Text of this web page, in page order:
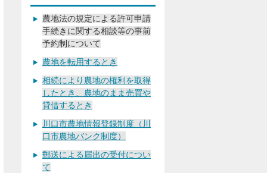
農地法の規定による許可申請
手続きに関する相談等の事前
予約制について
農地を転用するとき
相続により農地の権利を取得
したとき、農地のまま売買や
貸借するとき
川口市農地情報登録制度（川
口市農地バンク制度）
郵送による届出の受付につい
て